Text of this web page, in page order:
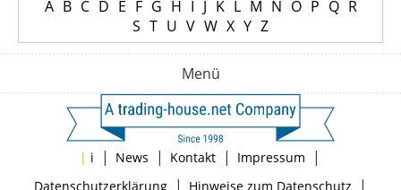
A B C D E F G H I J K L M N O P Q R
S T U V W X Y Z
Menü
| i | News | Kontakt | Impressum |
Datenschutzerklärung| Hinweise zum Datenschutz |